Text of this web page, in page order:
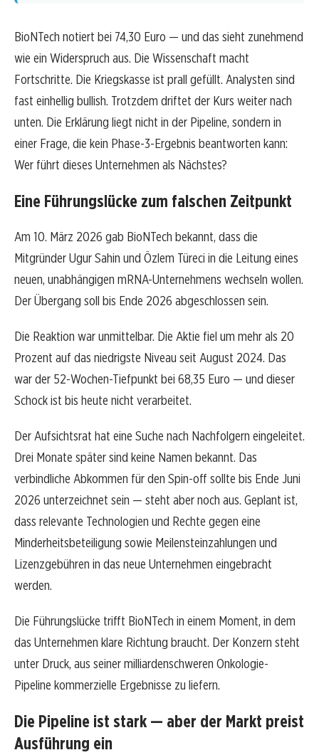
BioNTech notiert bei 74,30 Euro — und das sieht zunehmend
wie ein Widerspruch aus. Die Wissenschaft macht
Fortschritte. Die Kriegskasse ist prall gefüllt. Analysten sind
fast einhellig bullish. Trotzdem driftet der Kurs weiter nach
unten. Die Erklärung liegt nicht in der Pipeline, sondern in
einer Frage, die kein Phase-3-Ergebnis beantworten kann:
Wer führt dieses Unternehmen als Nächstes?
Eine Führungslücke zum falschen Zeitpunkt
Am 10. März 2026 gab BioNTech bekannt, dass die
Mitgründer Ugur Sahin und Özlem Türeci in die Leitung eines
neuen, unabhängigen mRNA-Unternehmens wechseln wollen.
Der Übergang soll bis Ende 2026 abgeschlossen sein.
Die Reaktion war unmittelbar. Die Aktie fiel um mehr als 20
Prozent auf das niedrigste Niveau seit August 2024. Das
war der 52-Wochen-Tiefpunkt bei 68,35 Euro — und dieser
Schock ist bis heute nicht verarbeitet.
Der Aufsichtsrat hat eine Suche nach Nachfolgern eingeleitet.
Drei Monate später sind keine Namen bekannt. Das
verbindliche Abkommen für den Spin-off sollte bis Ende Juni
2026 unterzeichnet sein — steht aber noch aus. Geplant ist,
dass relevante Technologien und Rechte gegen eine
Minderheitsbeteiligung sowie Meilensteinzahlungen und
Lizenzgebühren in das neue Unternehmen eingebracht
werden.
Die Führungslücke trifft BioNTech in einem Moment, in dem
das Unternehmen klare Richtung braucht. Der Konzern steht
unter Druck, aus seiner milliardenschweren Onkologie-
Pipeline kommerzielle Ergebnisse zu liefern.
Die Pipeline ist stark — aber der Markt preist
Ausführung ein